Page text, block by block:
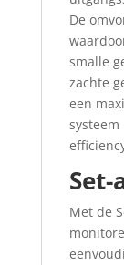
De
smalle
zachte
een
Met de